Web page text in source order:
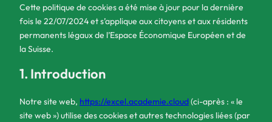
Cette politique de cookies a été mise à jour pour la dernière
fois le 22/07/2024 et s’applique aux citoyens et aux résidents
permanents légaux de l’Espace Économique Européen et de
la Suisse.
1. Introduction
Notre site web, https://excel.academie.cloud(ci-après : « le
site web ») utilise des cookies et autres technologies liées (par